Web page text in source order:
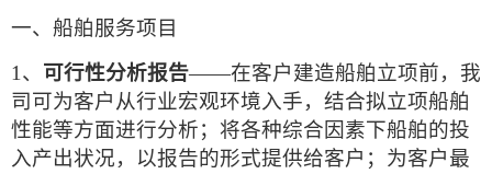
一、船舶服务项目
1、 可行性分析报告——在客户建造船舶立项前，我
司可为客户从行业宏观环境入手，结合拟立项船舶
性能等方面进行分析；将各种综合因素下船舶的投
入产出状况，以报告的形式提供给客户；为客户最